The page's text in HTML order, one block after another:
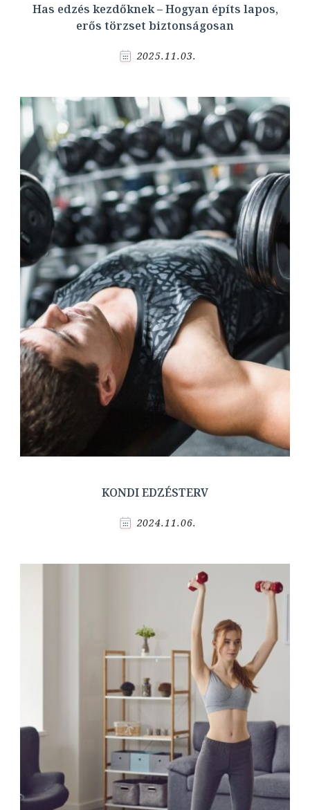
Has edzés kezdőknek – Hogyan építs lapos,
erős törzset biztonságosan
2025.11.03.
KONDI EDZÉSTERV
2024.11.06.